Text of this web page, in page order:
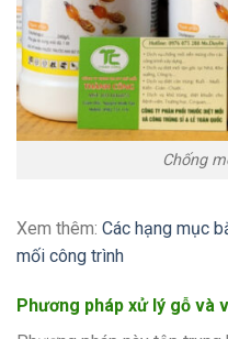
Chống
Xem thêm: Các hạng mục
mối công trình
Phương pháp xử lý gỗ và